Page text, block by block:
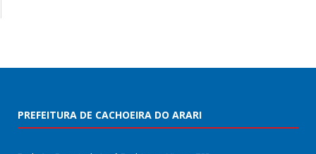
PREFEITURA DE CACHOEIRA DO ARARI